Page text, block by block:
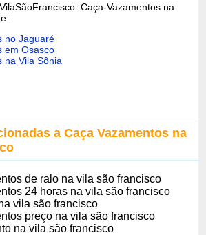
Caça-Vazamentos na
no Jaguaré
em Osasco
na Vila Sônia
a Caça Vazamentos na
de ralo na vila são francisco
24 horas na vila são francisco
vila são francisco
preço na vila são francisco
na vila são francisco